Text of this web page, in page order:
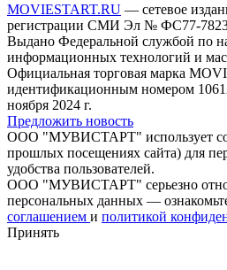
MOVIESTART.RU — сетевое
регистрации СМИ Эл № ФС77-
Выдано Федеральной службой по
информационных технологий и
Официальная торговая марка
идентификационным номером
ноября 2024 г.
Предложить новость
ООО "МУВИСТАРТ" использует
прошлых посещениях сайта) для
удобства пользователей.
ООО "МУВИСТАРТ" серьезно
персональных данных —
соглашением и политикой
Принять